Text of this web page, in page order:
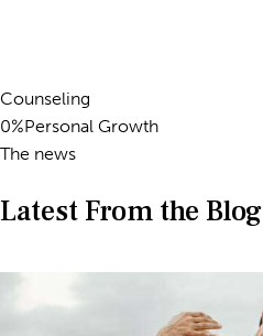
Counseling
0%Personal Growth
The news
Latest From the Blog